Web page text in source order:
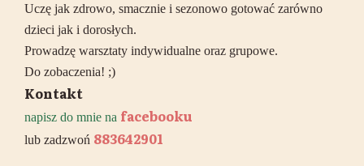
Uczę jak zdrowo, smacznie i sezonowo gotować zarówno
dzieci jak i dorosłych.
Prowadzę warsztaty indywidualne oraz grupowe.
Do zobaczenia! ;)
Kontakt
napisz do mnie na facebooku
lub zadzwoń 883642901